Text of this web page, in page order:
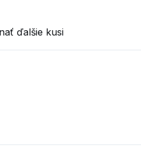
ďalšie kusi